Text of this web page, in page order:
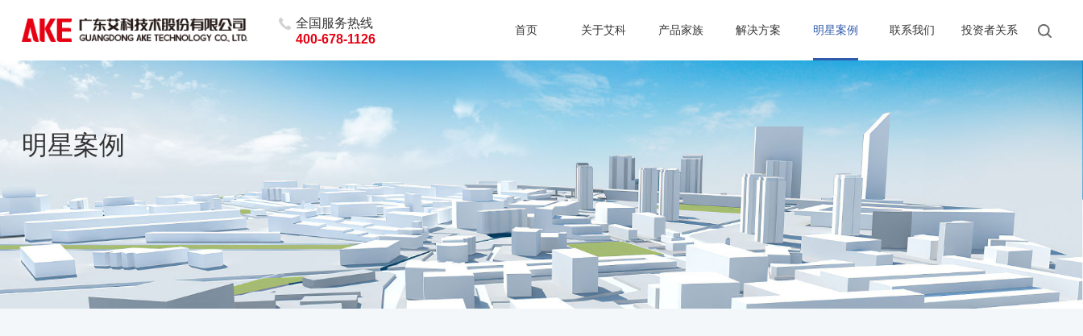
全国服务热线
400-678-1126
首页 关于艾科 产品家族 解决方案 明星案例 联系我们 投资者关系
明星案例